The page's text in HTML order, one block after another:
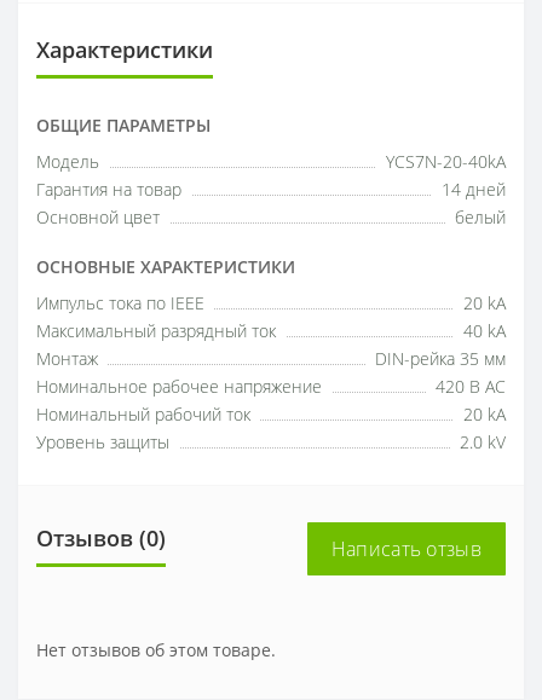
Характеристики
ОБЩИЕ ПАРАМЕТРЫ
Модель
YCS7N-20-40kA
Гарантия на товар
14 дней
Основной цвет
белый
ОСНОВНЫЕ ХАРАКТЕРИСТИКИ
Импульс тока по IEEE
20 kA
Максимальный разрядный ток
40 kA
Монтаж
DIN-рейка 35 мм
Номинальное рабочее напряжение
420 В АС
Номинальный рабочий ток
20 kA
Уровень защиты
2.0 kV
Отзывов (0) Написать отзыв
Нет отзывов об этом товаре.